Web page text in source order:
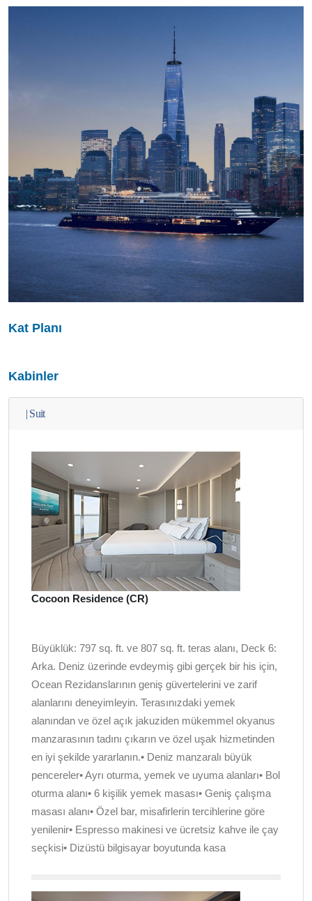
Kat Planı
Kabinler
| Suit
Cocoon Residence (CR)
Büyüklük: 797 sq. ft. ve 807 sq. ft. teras alanı, Deck 6:
Arka. Deniz üzerinde evdeymiş gibi gerçek bir his için,
Ocean Rezidanslarının geniş güvertelerini ve zarif
alanlarını deneyimleyin. Terasınızdaki yemek
alanından ve özel açık jakuziden mükemmel okyanus
manzarasının tadını çıkarın ve özel uşak hizmetinden
en iyi şekilde yararlanın.• Deniz manzaralı büyük
pencereler• Ayrı oturma, yemek ve uyuma alanları• Bol
oturma alanı• 6 kişilik yemek masası• Geniş çalışma
masası alanı• Özel bar, misafirlerin tercihlerine göre
yenilenir• Espresso makinesi ve ücretsiz kahve ile çay
seçkisi• Dizüstü bilgisayar boyutunda kasa